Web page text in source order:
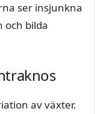
ser insjunkna
och bilda
av växter.